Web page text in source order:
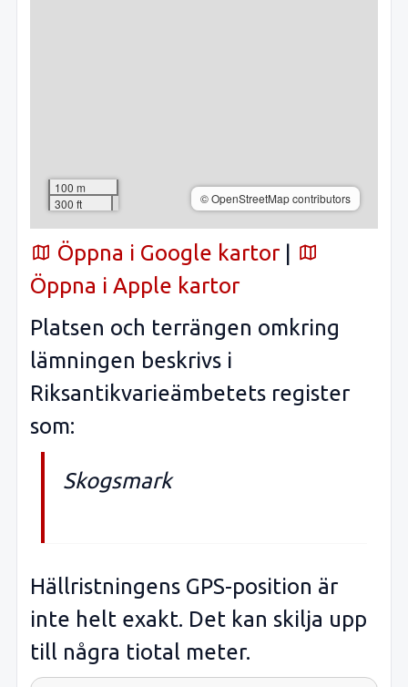
100 m
300 ft
© OpenStreetMap contributors
Öppna i Google kartor
Öppna i Apple kartor
Platsen och terrängen omkring
lämningen beskrivs i
Riksantikvarieämbetets register
som:
Skogsmark
Hällristningens GPS-position är
inte helt exakt. Det kan skilja upp
till några tiotal meter.